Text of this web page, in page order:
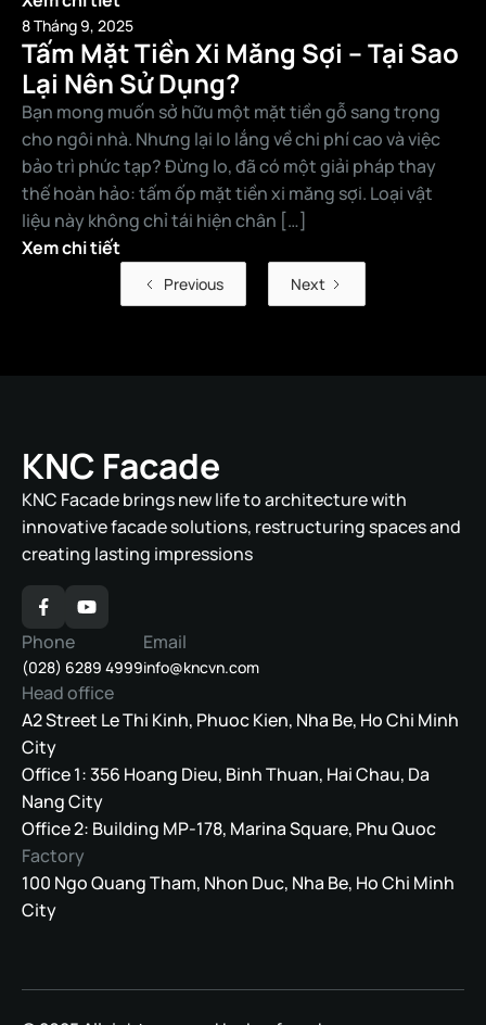
8 Tháng 9, 2025
Tấm Mặt Tiền Xi Măng Sợi – Tại Sao
Lại Nên Sử Dụng?
Bạn mong muốn sở hữu một mặt tiền gỗ sang trọng
cho ngôi nhà. Nhưng lại lo lắng về chi phí cao và việc
bảo trì phức tạp? Đừng lo, đã có một giải pháp thay
thế hoàn hảo: tấm ốp mặt tiền xi măng sợi. Loại vật
liệu này không chỉ tái hiện chân […]
Xem chi tiết
Previous Next
KNC Facade
KNC Facade brings new life to architecture with
innovative facade solutions, restructuring spaces and
creating lasting impressions
Phone
(028) 6289 4999
Email
info@kncvn.com
Head office
A2 Street Le Thi Kinh, Phuoc Kien, Nha Be, Ho Chi Minh
City
Office 1: 356 Hoang Dieu, Binh Thuan, Hai Chau, Da
Nang City
Office 2: Building MP-178, Marina Square, Phu Quoc
Factory
100 Ngo Quang Tham, Nhon Duc, Nha Be, Ho Chi Minh
City